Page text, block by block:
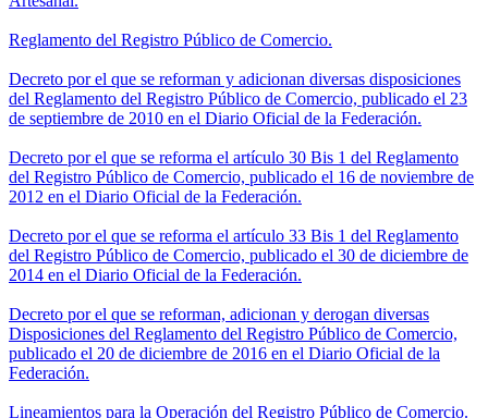
Reglamento del Registro Público de Comercio.
Decreto por el que se reforman y adicionan diversas disposiciones
del Reglamento del Registro Público de Comercio, publicado el 23
de septiembre de 2010 en el Diario Oficial de la Federación.
Decreto por el que se reforma el artículo 30 Bis 1 del Reglamento
del Registro Público de Comercio, publicado el 16 de noviembre de
2012 en el Diario Oficial de la Federación.
Decreto por el que se reforma el artículo 33 Bis 1 del Reglamento
del Registro Público de Comercio, publicado el 30 de diciembre de
2014 en el Diario Oficial de la Federación.
Decreto por el que se reforman, adicionan y derogan diversas
Disposiciones del Reglamento del Registro Público de Comercio,
publicado el 20 de diciembre de 2016 en el Diario Oficial de la
Federación.
Lineamientos para la Operación del Registro Público de Comercio.